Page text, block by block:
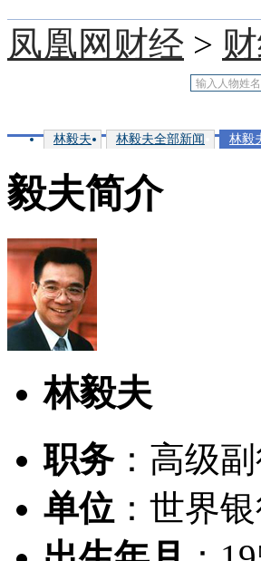
凤凰网财经 >
林毅夫 林毅夫全部新闻 林毅
毅夫简介
林毅夫
职务：高级
单位 ：世界